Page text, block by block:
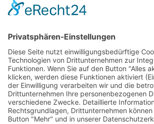
Home
Tipps
Wissen
Strom Top30
F&A